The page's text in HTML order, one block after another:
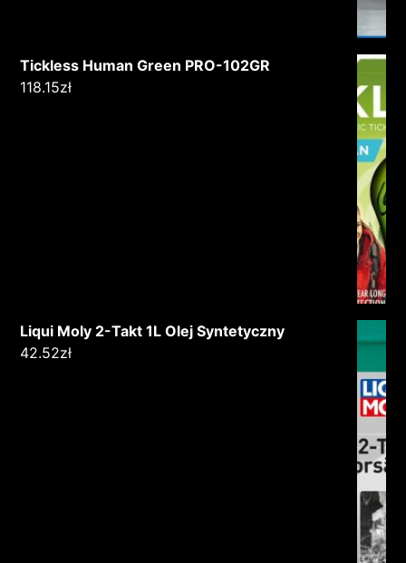
Tickless Human Green PRO-102GR
118.15zł
Liqui Moly 2-Takt 1L Olej Syntetyczny
42.52zł